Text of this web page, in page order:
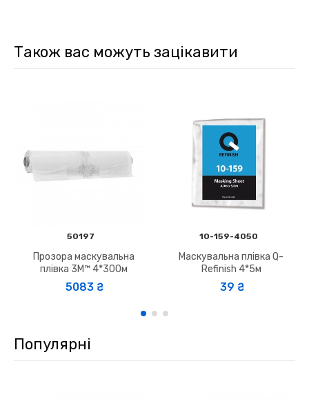
Також вас можуть зацікавити
50197
Прозора маскувальна
плівка 3M™ 4*300м
5083 ₴
10-159-4050
Маскувальна плівка Q-
Refinish 4*5м
39 ₴
Популярні